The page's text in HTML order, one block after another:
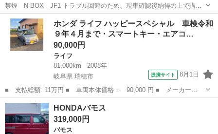
禁煙 N-BOX JF1 トラブル回避のため、現車確認後納得の上で購入
してください。 遠方でどうしても現車確認難しい方は、ご相談しなが
らの購入でお願いします。 H２４年７月 車検R9年５月 ２WD 左...
静岡 伊東市 富戸駅 N-BOX
ホンダ ライフ ハッピースペシャル 車検令和
９年４月まで・スマートキー・エアコ…
90,000円
ライフ
81,000km
2008年
岐阜県 瑞穂市
提携サイト 8月1日
■ 支払総額: 11万円 ■ 車両本体価格： 90,000 円 ■ メーカー
名： ホンダ ■ 車種名： ライフ ■ グレード名： ハッピースペ
シャル 車検令和９年４月まで・スマートキー・エアコン・パワーウ
ィンドウ・パワーミ...
岐阜 瑞穂市
HONDAバモス
319,000円
バモス